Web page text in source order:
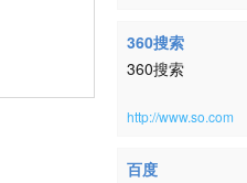
程、设计、硬件
话题。本网站取
唱清词，房户静
溪·韵高格妙》
360搜索
360搜索
http://www.so.com
百度